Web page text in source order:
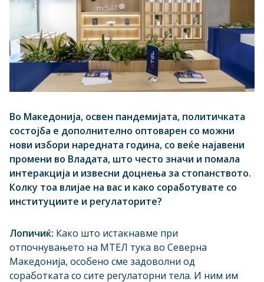
Во Македонија, освен пандемијата, политичката
состојба е дополнително оптоварен со можни
нови избори наредната година, со веќе најавени
промени во Владата, што често значи и помала
интеракција и извесни доцнења за стопанството.
Колку тоа влијае на вас и како соработувате со
институциите и регулаторите?
Лопичиќ: Како што истакнавме при
отпочнувањето на МТЕЛ тука во Северна
Македонија, особено сме задоволни од
соработката со сите регулаторни тела. И ним им